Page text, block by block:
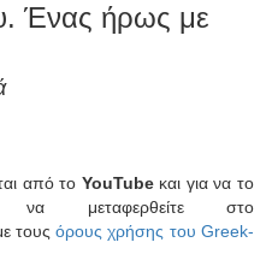
Ένας ήρως με
από το YouTubeκαι για να το
να μεταφερθείτε στο
τουςόρους χρήσης του Greek-